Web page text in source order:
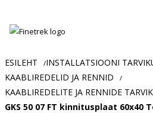
Usaldusväärne
ja
tööstusautomaatika
pood
ESILEHT /INSTALLATSIOONI
KAABLIREDELID JA RENNID /
KAABLIREDELITE JA RENNIDE
GKS 50 07 FT kinnitusplaat